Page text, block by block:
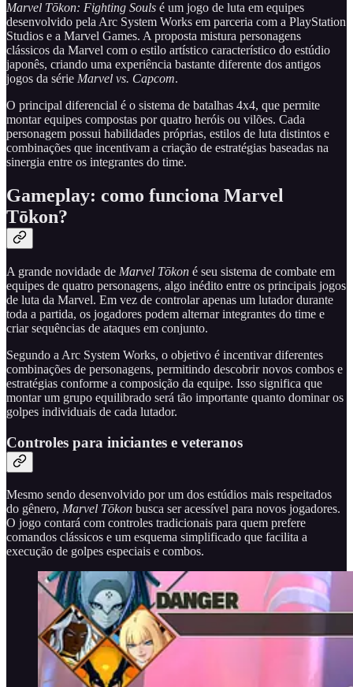
Marvel Tōkon: Fighting Souls é um jogo de luta em equipes
desenvolvido pela Arc System Works em parceria com a PlayStation
Studios e a Marvel Games. A proposta mistura personagens
clássicos da Marvel com o estilo artístico característico do estúdio
japonês, criando uma experiência bastante diferente dos antigos
jogos da série Marvel vs. Capcom.
O principal diferencial é o sistema de batalhas 4x4, que permite
montar equipes compostas por quatro heróis ou vilões. Cada
personagem possui habilidades próprias, estilos de luta distintos e
combinações que incentivam a criação de estratégias baseadas na
sinergia entre os integrantes do time.
Gameplay: como funciona Marvel
Tōkon?
A grande novidade de Marvel Tōkon é seu sistema de combate em
equipes de quatro personagens, algo inédito entre os principais jogos
de luta da Marvel. Em vez de controlar apenas um lutador durante
toda a partida, os jogadores podem alternar integrantes do time e
criar sequências de ataques em conjunto.
Segundo a Arc System Works, o objetivo é incentivar diferentes
combinações de personagens, permitindo descobrir novos combos e
estratégias conforme a composição da equipe. Isso significa que
montar um grupo equilibrado será tão importante quanto dominar os
golpes individuais de cada lutador.
Controles para iniciantes e veteranos
Mesmo sendo desenvolvido por um dos estúdios mais respeitados
do gênero, Marvel Tōkon busca ser acessível para novos jogadores.
O jogo contará com controles tradicionais para quem prefere
comandos clássicos e um esquema simplificado que facilita a
execução de golpes especiais e combos.